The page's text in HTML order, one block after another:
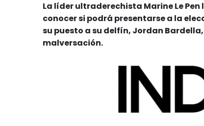
La líder ultraderechista Marine Le
conocer si podrá presentarse a la
su puesto a su delfín, Jordan
malversación.